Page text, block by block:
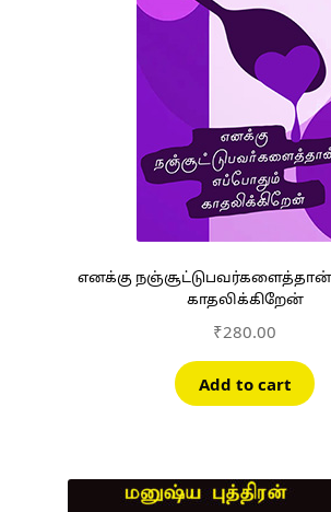
எனக்கு
காதலிக்கிறேன்
₹280.00
Add to cart